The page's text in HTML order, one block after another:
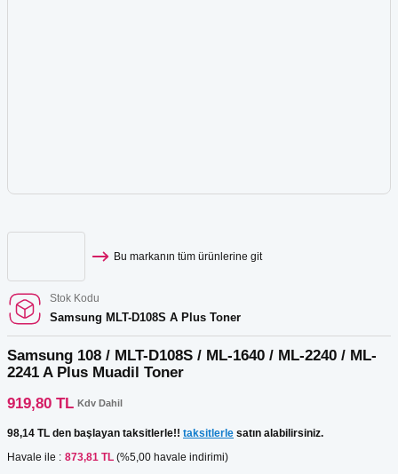
Bu markanın tüm ürünlerine git
Stok Kodu
Samsung MLT-D108S A Plus Toner
Samsung 108 / MLT-D108S / ML-1640 / ML-2240 / ML-
2241 A Plus Muadil Toner
919,80 TL Kdv Dahil
98,14 TL den başlayan taksitlerle!! taksitlerle satın alabilirsiniz.
Havale ile : 873,81 TL (%5,00 havale indirimi)